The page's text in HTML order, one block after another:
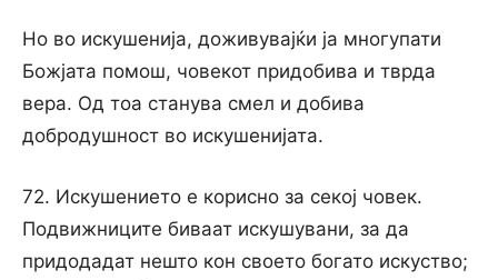
Но во искушенија, доживувајќи ја многупати
Божјата помош, човекот придобива и тврда
вера. Од тоа станува смел и добива
добродушност во искушенијата.
72. Искушението е корисно за секој човек.
Подвижниците биваат искушувани, за да
придодадат нешто кон своето богато искуство;